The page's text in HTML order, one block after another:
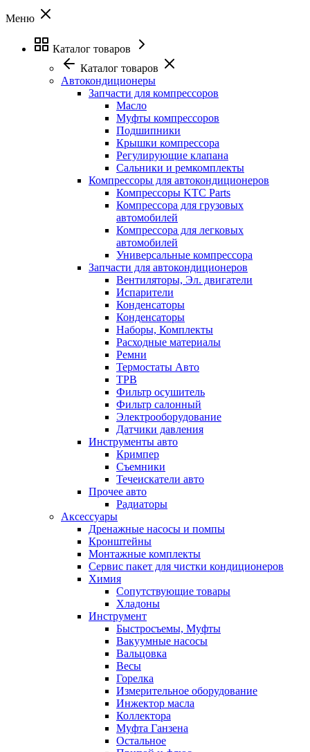
Меню
Каталог товаров
Каталог товаров
Автокондиционеры
Запчасти для компрессоров
Масло
Муфты компрессоров
Подшипники
Крышки компрессора
Регулирующие клапана
Сальники и ремкомплекты
Компрессоры для автокондиционеров
Компрессоры KTC Parts
Компрессора для грузовых
автомобилей
Компрессора для легковых
автомобилей
Универсальные компрессора
Запчасти для автокондиционеров
Вентиляторы, Эл. двигатели
Испарители
Конденсаторы
Конденсаторы
Наборы, Комплекты
Расходные материалы
Ремни
Термостаты Авто
ТРВ
Фильтр осушитель
Фильтр салонный
Электрооборудование
Датчики давления
Инструменты авто
Кримпер
Съемники
Течеискатели авто
Прочее авто
Радиаторы
Аксессуары
Дренажные насосы и помпы
Кронштейны
Монтажные комплекты
Сервис пакет для чистки кондиционеров
Химия
Сопутствующие товары
Хладоны
Инструмент
Быстросъемы, Муфты
Вакуумные насосы
Вальцовка
Весы
Горелка
Измерительное оборудование
Инжектор масла
Коллектора
Муфта Ганзена
Остальное